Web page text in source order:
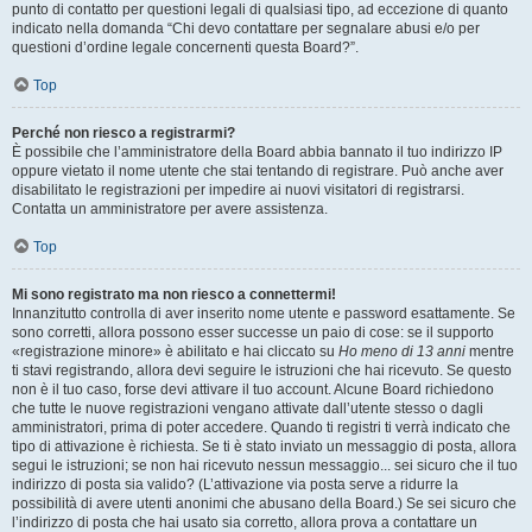
punto di contatto per questioni legali di qualsiasi tipo, ad eccezione di quanto
indicato nella domanda “Chi devo contattare per segnalare abusi e/o per
questioni d’ordine legale concernenti questa Board?”.
Top
Perché non riesco a registrarmi?
È possibile che l’amministratore della Board abbia bannato il tuo indirizzo IP
oppure vietato il nome utente che stai tentando di registrare. Può anche aver
disabilitato le registrazioni per impedire ai nuovi visitatori di registrarsi.
Contatta un amministratore per avere assistenza.
Top
Mi sono registrato ma non riesco a connettermi!
Innanzitutto controlla di aver inserito nome utente e password esattamente. Se
sono corretti, allora possono esser successe un paio di cose: se il supporto
«registrazione minore» è abilitato e hai cliccato su Ho meno di 13 anni mentre
ti stavi registrando, allora devi seguire le istruzioni che hai ricevuto. Se questo
non è il tuo caso, forse devi attivare il tuo account. Alcune Board richiedono
che tutte le nuove registrazioni vengano attivate dall’utente stesso o dagli
amministratori, prima di poter accedere. Quando ti registri ti verrà indicato che
tipo di attivazione è richiesta. Se ti è stato inviato un messaggio di posta, allora
segui le istruzioni; se non hai ricevuto nessun messaggio... sei sicuro che il tuo
indirizzo di posta sia valido? (L’attivazione via posta serve a ridurre la
possibilità di avere utenti anonimi che abusano della Board.) Se sei sicuro che
l’indirizzo di posta che hai usato sia corretto, allora prova a contattare un